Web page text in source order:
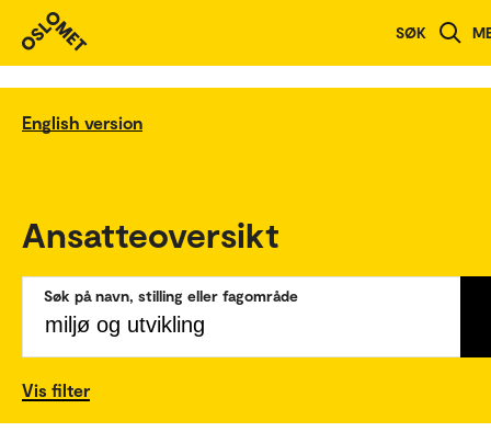
SØK
English version
Ansatteoversikt
Søk på navn, stilling eller fagområde
Vis filter